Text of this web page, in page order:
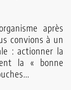
après
convions à un
: action­ner la
la « bonne